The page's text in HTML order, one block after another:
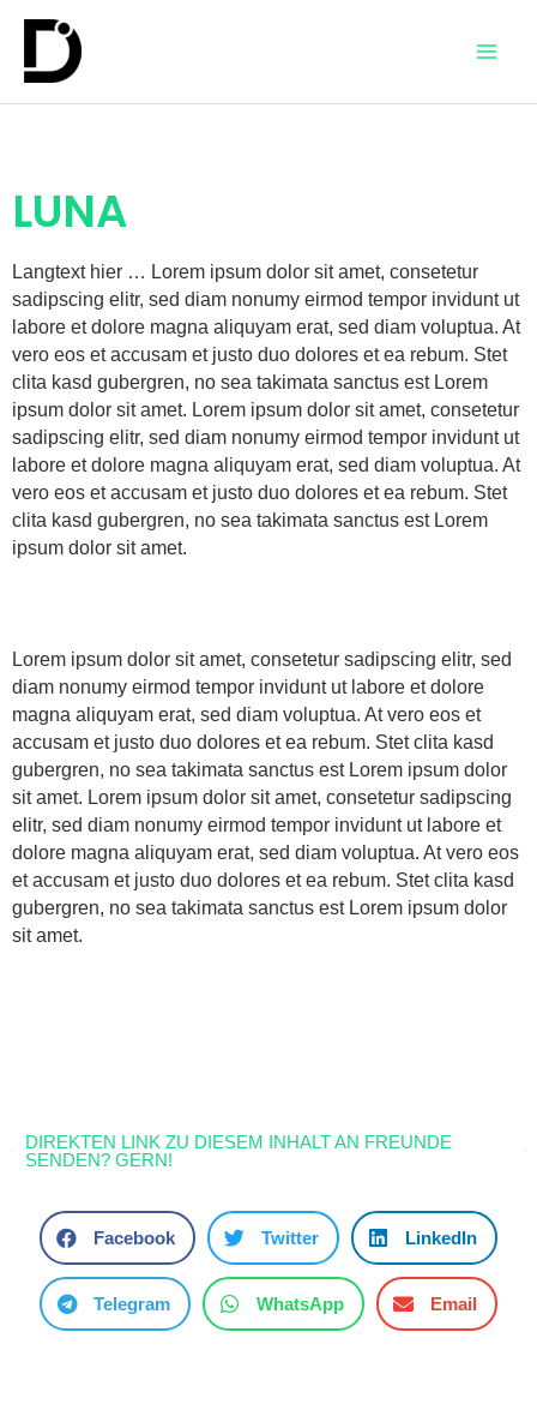
LUNA
Langtext hier … Lorem ipsum dolor sit amet, consetetur
sadipscing elitr, sed diam nonumy eirmod tempor invidunt ut
labore et dolore magna aliquyam erat, sed diam voluptua. At
vero eos et accusam et justo duo dolores et ea rebum. Stet
clita kasd gubergren, no sea takimata sanctus est Lorem
ipsum dolor sit amet. Lorem ipsum dolor sit amet, consetetur
sadipscing elitr, sed diam nonumy eirmod tempor invidunt ut
labore et dolore magna aliquyam erat, sed diam voluptua. At
vero eos et accusam et justo duo dolores et ea rebum. Stet
clita kasd gubergren, no sea takimata sanctus est Lorem
ipsum dolor sit amet.
Lorem ipsum dolor sit amet, consetetur sadipscing elitr, sed
diam nonumy eirmod tempor invidunt ut labore et dolore
magna aliquyam erat, sed diam voluptua. At vero eos et
accusam et justo duo dolores et ea rebum. Stet clita kasd
gubergren, no sea takimata sanctus est Lorem ipsum dolor
sit amet. Lorem ipsum dolor sit amet, consetetur sadipscing
elitr, sed diam nonumy eirmod tempor invidunt ut labore et
dolore magna aliquyam erat, sed diam voluptua. At vero eos
et accusam et justo duo dolores et ea rebum. Stet clita kasd
gubergren, no sea takimata sanctus est Lorem ipsum dolor
sit amet.
DIREKTEN LINK ZU DIESEM INHALT AN FREUNDE
SENDEN? GERN!
Facebook Twitter LinkedIn
Telegram WhatsApp Email